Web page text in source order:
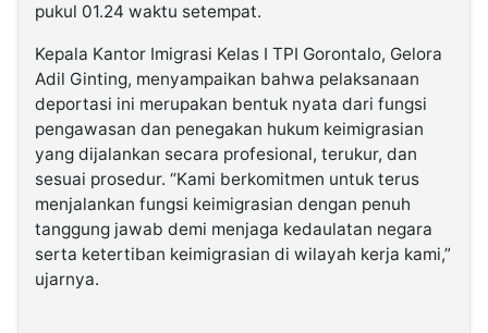
pukul 01.24 waktu setempat.
Kepala Kantor Imigrasi Kelas I TPI Gorontalo, Gelora
Adil Ginting, menyampaikan bahwa pelaksanaan
deportasi ini merupakan bentuk nyata dari fungsi
pengawasan dan penegakan hukum keimigrasian
yang dijalankan secara profesional, terukur, dan
sesuai prosedur. “Kami berkomitmen untuk terus
menjalankan fungsi keimigrasian dengan penuh
tanggung jawab demi menjaga kedaulatan negara
serta ketertiban keimigrasian di wilayah kerja kami,”
ujarnya.